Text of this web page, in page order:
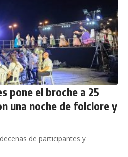
pone el broche a 25
una noche de folclore y
de participantes y